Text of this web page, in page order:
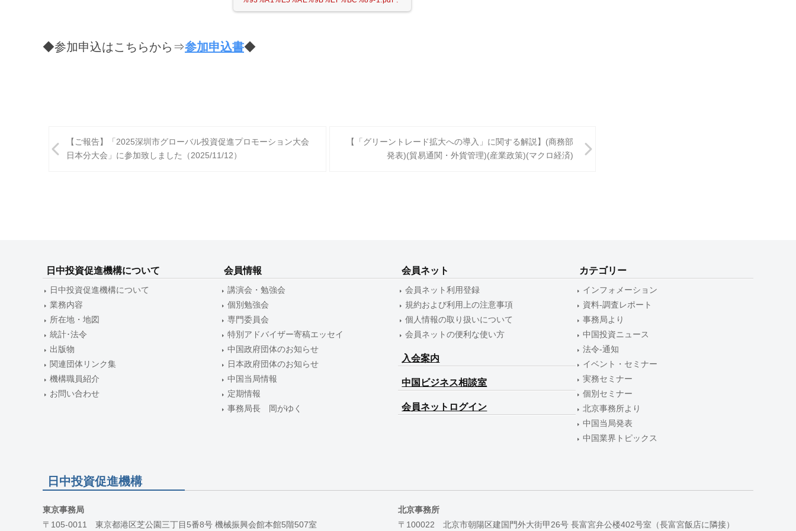
◆参加申込はこちらから⇒参加申込書◆
稿
シ
ョ
ン
【ご報告】「2025深圳市グローバル投資促進プロモーション大会
日本分大会」に参加致しました（2025/11/12）
【「グリーントレード拡大への導入」に関する解説】(商務部
発表)(貿易通関・外貨管理)(産業政策)(マクロ経済)
日中投資促進機構について
日中投資促進機構について
業務内容
所在地・地図
統計･法令
出版物
関連団体リンク集
機構職員紹介
お問い合わせ
会員情報
講演会・勉強会
個別勉強会
専門委員会
特別アドバイザー寄稿エッセイ
中国政府団体のお知らせ
日本政府団体のお知らせ
中国当局情報
定期情報
事務局長 岡がゆく
会員ネット
会員ネット利用登録
規約および利用上の注意事項
個人情報の取り扱いについて
会員ネットの便利な使い方
入会案内
中国ビジネス相談室
会員ネットログイン
カテゴリー
インフォメーション
資料-調査レポート
事務局より
中国投資ニュース
法令-通知
イベント・セミナー
実務セミナー
個別セミナー
北京事務所より
中国当局発表
中国業界トピックス
日中投資促進機構
東京事務局
〒105-0011 東京都港区芝公園三丁目5番8号 機械振興会館本館5階507室
北京事務所
〒100022 北京市朝陽区建国門外大街甲26号 長富宮弁公楼402号室（長富宮飯店に隣接）